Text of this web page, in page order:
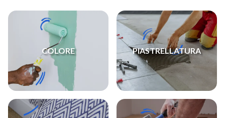
COLORE PIASTRELLATURA